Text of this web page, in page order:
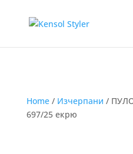
Home/ Изчерпани /
697/25 екрю